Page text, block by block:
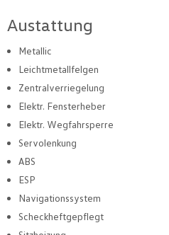
Austattung
Metallic
Leichtmetallfelgen
Zentralverriegelung
Elektr. Fensterheber
Elektr. Wegfahrsperre
Servolenkung
ABS
ESP
Navigationssystem
Scheckheftgepflegt